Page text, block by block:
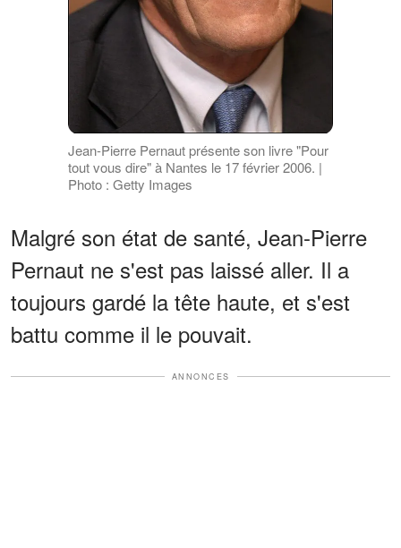
Jean-Pierre Pernaut présente son livre "Pour
tout vous dire" à Nantes le 17 février 2006. |
Photo : Getty Images
Malgré son état de santé, Jean-Pierre
Pernaut ne s'est pas laissé aller. Il a
toujours gardé la tête haute, et s'est
battu comme il le pouvait.
ANNONCES